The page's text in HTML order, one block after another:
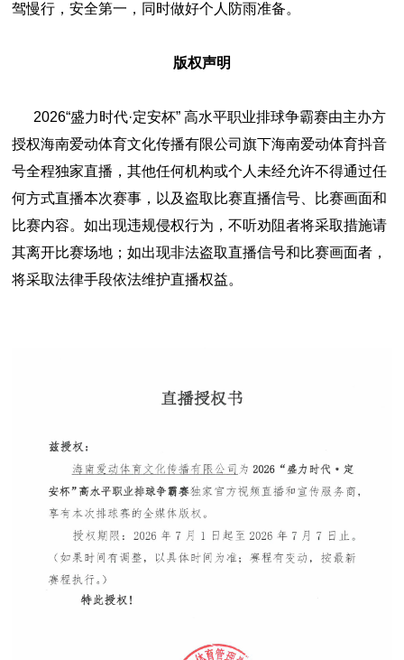
驾慢行，安全第一，同时做好个人防雨准备。
版权声明
2026“盛力时代·定安杯” 高水平职业排球争霸赛由主办方
授权海南爱动体育文化传播有限公司旗下海南爱动体育抖音
号全程独家直播，其他任何机构或个人未经允许不得通过任
何方式直播本次赛事，以及盗取比赛直播信号、比赛画面和
比赛内容。如出现违规侵权行为，不听劝阻者将采取措施请
其离开比赛场地；如出现非法盗取直播信号和比赛画面者，
将采取法律手段依法维护直播权益。